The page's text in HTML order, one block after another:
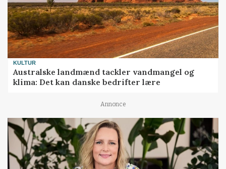
KULTUR
Australske landmænd tackler vandmangel og
klima: Det kan danske bedrifter lære
Annonce